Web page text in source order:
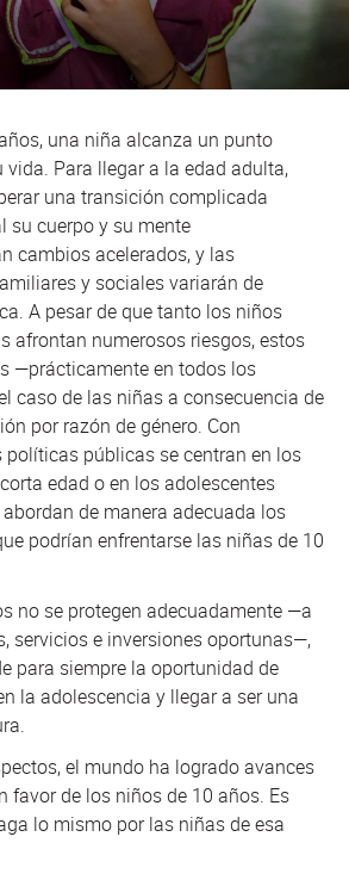
una niña alcanza un punto
vida. Para llegar a la edad adulta,
una transición complicada
su cuerpo y su mente
cambios acelerados, y las
y sociales variarán de
A pesar de que tanto los niños
afrontan numerosos riesgos, estos
—prácticamente en todos los
caso de las niñas a consecuencia de
por razón de género. Con
políticas públicas se centran en los
edad o en los adolescentes
de manera adecuada los
podrían enfrentarse las niñas de 10
no se protegen adecuadamente —a
servicios e inversiones oportunas—,
para siempre la oportunidad de
la adolescencia y llegar a ser una
el mundo ha logrado avances
favor de los niños de 10 años. Es
lo mismo por las niñas de esa